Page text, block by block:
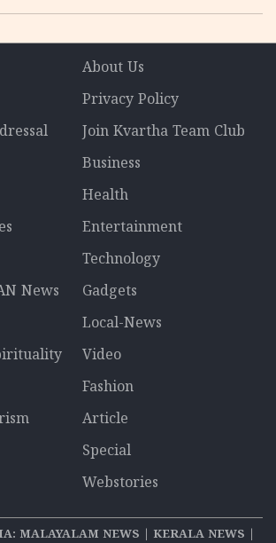
About Us
Privacy Policy
Join Kvartha Team Club
Business
Health
Entertainment
Technology
News
Gadgets
Local-News
Video
Fashion
Article
Special
Webstories
MALAYALAM NEWS | KERALA NEWS |